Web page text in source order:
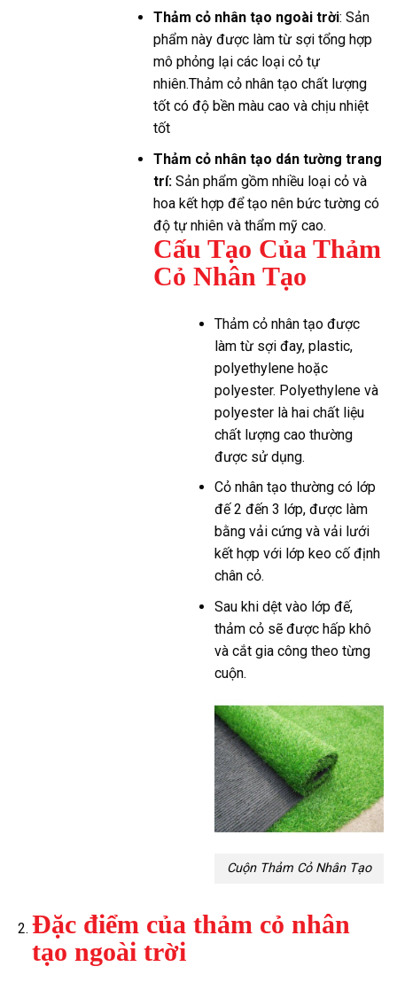
Thảm cỏ nhân tạo ngoài trời: Sản
phẩm này được làm từ sợi tổng hợp
mô phỏng lại các loại cỏ tự
nhiên.Thảm cỏ nhân tạo chất lượng
tốt có độ bền màu cao và chịu nhiệt
tốt
Thảm cỏ nhân tạo dán tường trang
trí:Sản phẩm gồm nhiều loại cỏ và
hoa kết hợp để tạo nên bức tường có
độ tự nhiên và thẩm mỹ cao.
Cấu Tạo Của Thảm
Cỏ Nhân Tạo
Thảm cỏ nhân tạo được
làm từ sợi đay, plastic,
polyethylene hoặc
polyester. Polyethylene và
polyester là hai chất liệu
chất lượng cao thường
được sử dụng.
Cỏ nhân tạo thường có lớp
đế 2 đến 3 lớp, được làm
bằng vải cứng và vải lưới
kết hợp với lớp keo cố định
chân cỏ.
Sau khi dệt vào lớp đế,
thảm cỏ sẽ được hấp khô
và cắt gia công theo từng
cuộn.
Cuộn Thảm Cỏ Nhân Tạo
Đặc điểm của thảm cỏ nhân
tạo ngoài trời